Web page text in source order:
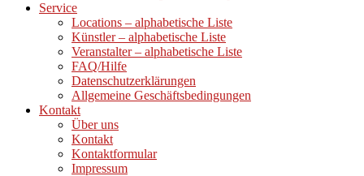
Service
Locations – alphabetische Liste
Künstler – alphabetische Liste
Veranstalter – alphabetische Liste
FAQ/Hilfe
Datenschutzerklärungen
Allgemeine Geschäftsbedingungen
Kontakt
Über uns
Kontakt
Kontaktformular
Impressum